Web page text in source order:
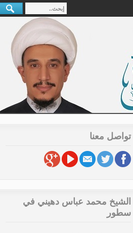
تواصل معنا
الشيخ محمد عباس دهيني في
سطور